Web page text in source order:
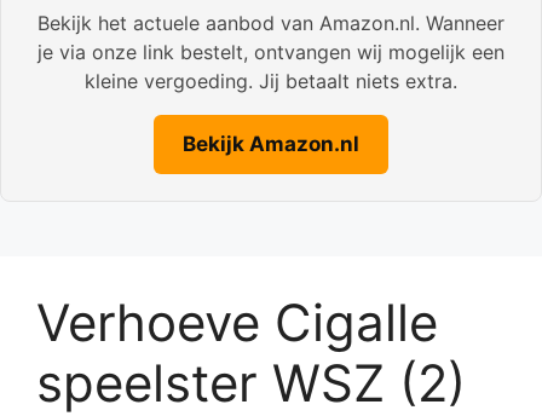
Bekijk het actuele aanbod van Amazon.nl. Wanneer
je via onze link bestelt, ontvangen wij mogelijk een
kleine vergoeding. Jij betaalt niets extra.
Bekijk Amazon.nl
Verhoeve Cigalle
speelster WSZ (2)